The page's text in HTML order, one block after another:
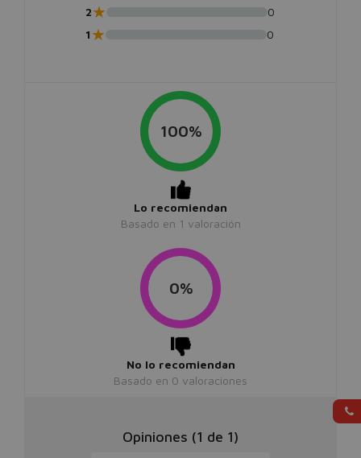
2★
0
1★ 0
100%
Lo recomiendan
Basado en 1 valoración
0%
No lo recomiendan
Basado en 0 valoraciones
Opiniones (1 de 1)